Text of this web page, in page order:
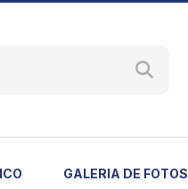
GALERIA DE FOTOS